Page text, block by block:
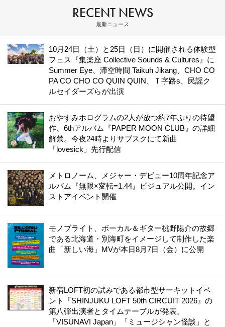
RECENT NEWS
最新ニュース
10月24日（土）と25日（日）に開催される体験型
フェス『集楽座 Collective Sounds & Cultures』に
Summer Eye、滞空時間 Taikuh Jikang、CHO CO
PA CO CHO CO QUIN QUIN、Ｔ字路s、民謡ク
ルセイダーズらが出演
おやすみホログラムの2人が放つ約7年ぶりの待望
作、6thアルバム『PAPER MOON CLUB』の詳細
解禁。今夜24時よりサブスクにて新曲
「lovesick」先行配信
メトロノーム、メジャー・デビュー10周年記念ア
ルバム『無限×変転=1.44』ビジュアル公開。イン
ストアイベント開催
モノブライト、ボーカル＆ギター桃野陽介の故郷
である北海道・別海町をイメージして制作した楽
曲「新しい海」MVが本日8月7日（金）に公開
新宿LOFT初の試みである都市型サーキットイベ
ント『SHINJUKU LOFT 50th CIRCUIT 2026』の
第八弾出演者とタイムテーブルが発表。
「VISUNAVI Japan」「ミュージシャン怪談」と